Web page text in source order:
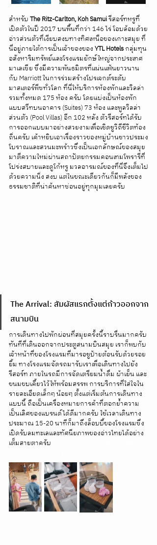
สำหรับ The Ritz-Carlton, Koh Samui รีสอร์ทหรูที่
เปิดตัวในปี 2017 บนพื้นที่กว่า 146 ไร่ โอบล้อมด้วย
อ่าวส่วนตัวที่เงียบสงบทางทิศเหนือของเกาะสมุย ที่
นี่อยู่ภายใต้การเป็นเจ้าของของ YTL Hotels กลุ่มทุน
อสังหาริมทรัพย์และโรงแรมยักษ์ใหญ่จากประเทศ
มาเลเซีย ซึ่งมีความพันธมิตรที่แน่นแฟ้นยาวนาน
กับ Marriott ในการร่วมสร้างโปรเจกต์ระดับ
มาสเตอร์พีซทั่วโลก ที่นี่ให้บริการห้องพักและวิลล่า
รวมทั้งหมด 175 ห้อง ครับ โดยแบ่งเป็นห้องพัก
แบบสวีทบนอาคาร (Suites) 73 ห้อง และพูลวิลล่า
ส่วนตัว (Pool Villas) อีก 102 หลัง ตัวรีสอร์ทได้รับ
การออกแบบมาอย่างสวยงามเพื่อเชิดชูวิถีชีวิตท้อง
ถิ่นครับ เค้าหยิบเอาเรื่องราวของหมู่บ้านชาวประมง
โบราณและสวนมะพร้าวซึ่งเป็นเอกลักษณ์ของสมุย
มาตีความใหม่ผ่านสถาปัตยกรรมคอนเทมโพรารีที่
โปร่งสบายและดูโก้หรู มวลอารมณ์ของที่นี่จึงเต็มไป
ด้วยความนิ่ง สงบ แต่ในขณะเดียวกันก็มีพลังของ
ธรรมชาติที่น่าค้นหาซ่อนอยู่ทุกมุมเลยครับ
The Arrival: สัมผัสแรกตั้งแต่ก้าวออกจาก
สนามบิน
การเดินทางไปพักผ่อนที่สมุยครั้งนี้ราบรื่นมากครับ
ทันทีที่เดินออกจากประตูสนามบินสมุย เราก็พบกับ
เจ้าหน้าที่ของโรงแรมที่มารอชูป้ายต้อนรับด้วยรอย
ยิ้ม ทางโรงแรมจัดรถมารับเราเพื่อเดินทางไปยัง
รีสอร์ท ภายในรถมีการจัดเตรียมน้ำดื่ม ผ้าเย็น และ
ขนมขบเคี้ยวไว้ให้พร้อมสรรพ การบริการที่ใส่ใจใน
รายละเอียดเล็กๆ น้อยๆ ตั้งแต่เริ่มต้นการเดินทาง
แบบนี้ ถือเป็นเครื่องหมายการค้าที่ตอกย้ำความ
เป็นเลิศของแบรนด์ได้ดีมากครับ ใช้เวลาเดินทาง
ประมาณ 15-20 นาทีก็มาถึงล็อบบี้ของโรงแรมซึ่ง
เปิดรับลมทะเลและทัศนียภาพของอ่าวไทยได้อย่าง
เต็มสายตาครับ